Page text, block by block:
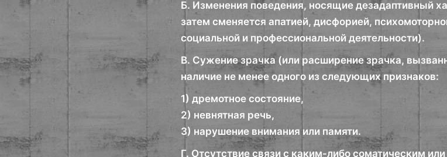
Б. Изменения поведения, носящие дезадаптивный
затем сменяется апатией, дисфорией,
социальной и профессиональной деятельности).
В. Сужение зрачка (или расширение зрачка,
наличие не менее одного из следующих признаков:
1) дремотное состояние,
2) невнятная речь,
3) нарушение внимания или памяти.
Г. Отсутствие связи с каким-либо соматическим